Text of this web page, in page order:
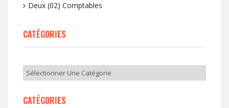
Deux (02) Comptables
CATÉGORIES
CATÉGORIES